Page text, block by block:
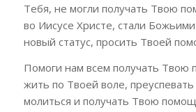
Тебя, не могли получать Твою
во Иисусе Христе, стали
новый статус, просить Твоей
Помоги нам всем получать Твою
жить по Твоей воле,
молиться и получать Твою